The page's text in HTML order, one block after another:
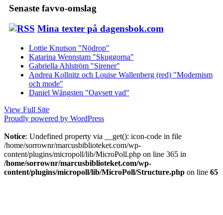
Senaste favvo-omslag
Mina texter på dagensbok.com
Lottie Knutson "Nödrop"
Katarina Wennstam "Skuggorna"
Gabriella Ahlström "Sirener"
Andrea Kollnitz och Louise Wallenberg (red) "Modernism
och mode"
Daniel Wångsten "Oavsett vad"
View Full Site
Proudly powered by WordPress
Notice: Undefined property via __get(): icon-code in file
/home/sorrownr/marcusbiblioteket.com/wp-
content/plugins/micropoll/lib/MicroPoll.php on line 365 in
/home/sorrownr/marcusbiblioteket.com/wp-
content/plugins/micropoll/lib/MicroPoll/Structure.php on line 65